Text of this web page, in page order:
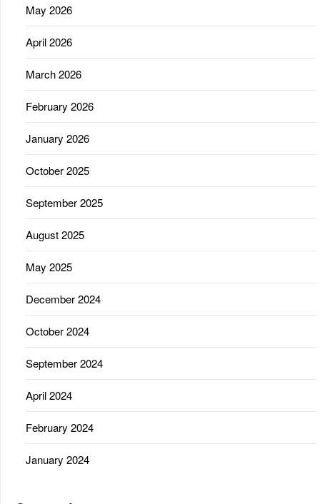
May 2026
April 2026
March 2026
February 2026
January 2026
October 2025
September 2025
August 2025
May 2025
December 2024
October 2024
September 2024
April 2024
February 2024
January 2024